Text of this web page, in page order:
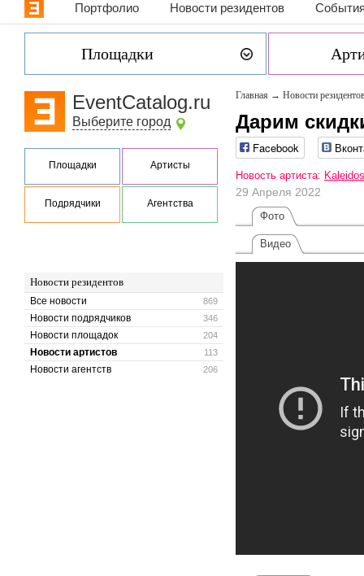
Портфолио Новости резидентов
Площадки
EventCatalog.ru
Выберите город
Площадки Артисты
Подрядчики Агентства
Новости резидентов
869
Все новости
346
Новости подрядчиков
204
Новости площадок
113
Новости артистов
206
Новости агентств
Главная → Новости
Дарим
Facebook
Новость артиста:
29 Апреля 2022
Фото
Видео